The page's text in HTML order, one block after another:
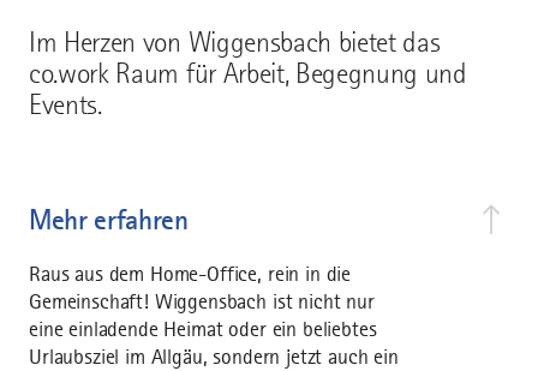
Im Herzen von Wiggensbach bietet das
co.work Raum für Arbeit, Begegnung und
Events.
Mehr erfahren
Raus aus dem Home-Office, rein in die
Gemeinschaft! Wiggensbach ist nicht nur
eine einladende Heimat oder ein beliebtes
Urlaubsziel im Allgäu, sondern jetzt auch ein